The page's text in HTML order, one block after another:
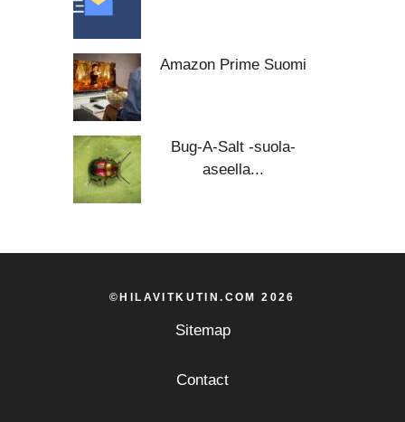
Amazon Prime Suomi
Bug-A-Salt -suola-
aseella...
©HILAVITKUTIN.COM 2026
Sitemap
Contact